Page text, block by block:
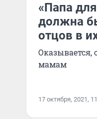
«Папа
должна
отцов в
Оказывается,
мамам
17 октября, 2021,